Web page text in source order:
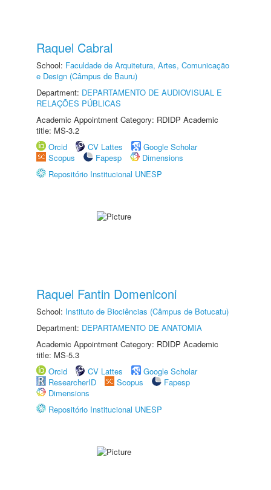
Raquel Cabral
School: Faculdade de Arquitetura, Artes, Comunicação
e Design (Câmpus de Bauru)
Department: DEPARTAMENTO DE AUDIOVISUAL E
RELAÇÕES PÚBLICAS
Academic Appointment Category: RDIDP Academic
title: MS-3.2
Orcid
CV Lattes
Google Scholar
Scopus
Fapesp
Dimensions
Repositório Institucional UNESP
Raquel Fantin Domeniconi
School: Instituto de Biociências (Câmpus de Botucatu)
Department: DEPARTAMENTO DE ANATOMIA
Academic Appointment Category: RDIDP Academic
title: MS-5.3
Orcid
CV Lattes
Google Scholar
ResearcherID
Scopus
Fapesp
Dimensions
Repositório Institucional UNESP